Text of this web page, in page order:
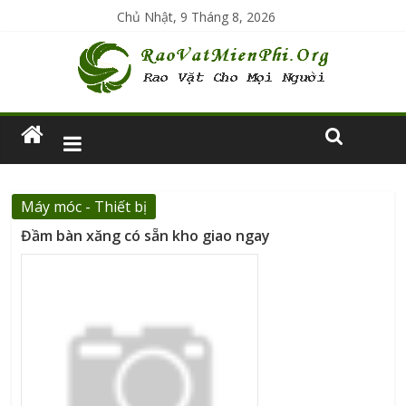
Chủ Nhật, 9 Tháng 8, 2026
Máy móc - Thiết bị
Đầm bàn xăng có sẵn kho giao ngay